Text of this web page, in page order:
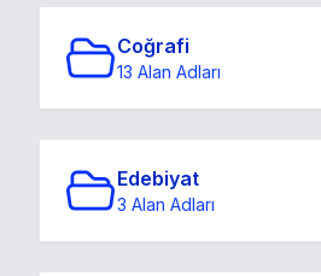
Coğrafi
13 Alan Adları
Edebiyat
3 Alan Adları